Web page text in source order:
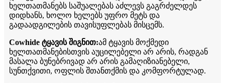
ხელთათმანებს საშუალებას აძლევს გაგრძელდეს
დიდხანს, ხოლო ხელებს უფრო მეტს და
გადაადგილების თავისუფლებას მისცემს.
Cowhide ტყავის შიგნით:ამ ტყავის მოქმედი
ხელთათმანებისთვის აუცილებელი არ არის, რადგან
მასალა ბუნებრივად არ არის გამაღიზიანებელი,
სუნთქვითი, ოფლის შთანთქმის და კომფორტულად.